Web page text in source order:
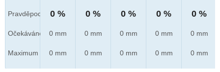
Pravděpod.
Očekáváno
Maximum
0 %
0 mm
0 mm
0 %
0 mm
0 mm
0 %
0 mm
0 mm
0 %
0 mm
0 mm
0 %
0 mm
0 mm